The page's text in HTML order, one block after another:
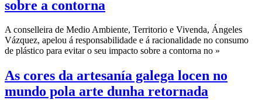
sobre a contorna
A conselleira de Medio Ambiente, Territorio e Vivenda, Ángeles
Vázquez, apelou á responsabilidade e á racionalidade no consumo
de plástico para evitar o seu impacto sobre a contorna no »
As cores da artesanía galega locen no
mundo pola arte dunha retornada